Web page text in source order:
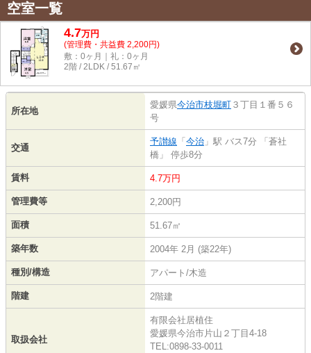
空室一覧
4.7万円
(管理費・共益費 2,200円)
敷：0ヶ月｜礼：0ヶ月
2階 / 2LDK / 51.67㎡
所在地
愛媛県今治市枝堀町 ３丁目１番５６
号
交通
予讃線 「 今治 」駅 バス7分 「蒼社
橋」 停歩8分
賃料 4.7万円
管理費等 2,200円
面積 51.67㎡
築年数 2004年 2月 (築22年)
種別/構造 アパート/木造
階建 2階建
取扱会社
有限会社居植住
愛媛県今治市片山２丁目4-18
TEL:0898-33-0011